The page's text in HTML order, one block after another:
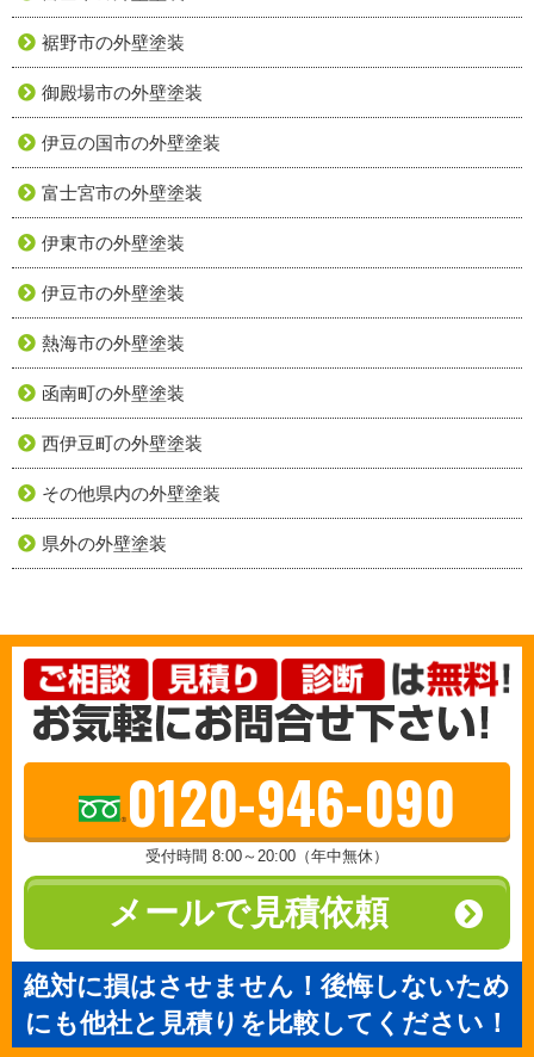
裾野市の外壁塗装
御殿場市の外壁塗装
伊豆の国市の外壁塗装
富士宮市の外壁塗装
伊東市の外壁塗装
伊豆市の外壁塗装
熱海市の外壁塗装
函南町の外壁塗装
西伊豆町の外壁塗装
その他県内の外壁塗装
県外の外壁塗装
0120-946-090
受付時間 8:00～20:00（年中無休）
メールで見積依頼
絶対に損はさせません！後悔しないため
にも他社と見積りを比較してください！